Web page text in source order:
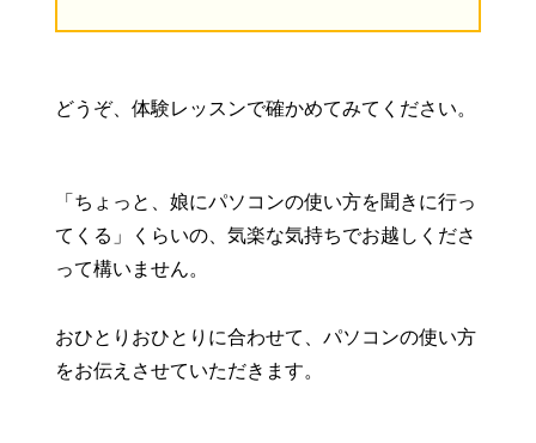
どうぞ、体験レッスンで確かめてみてください。
「ちょっと、娘にパソコンの使い方を聞きに行っ
てくる」くらいの、気楽な気持ちでお越しくださ
って構いません。
おひとりおひとりに合わせて、パソコンの使い方
をお伝えさせていただきます。